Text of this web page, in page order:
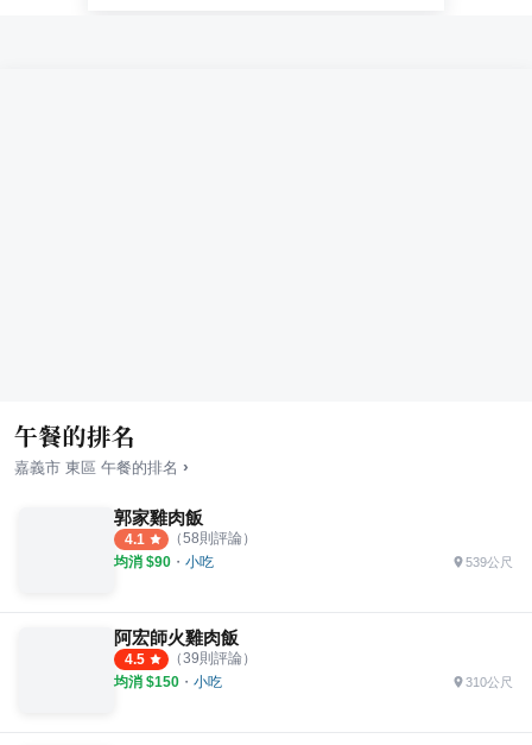
午餐的排名
嘉義市 東區 午餐的排名 ›
郭家雞肉飯
4.1 （58則評論）
均消 $90 ・ 小吃 539公尺
阿宏師火雞肉飯
4.5 （39則評論）
均消 $150 ・ 小吃 310公尺